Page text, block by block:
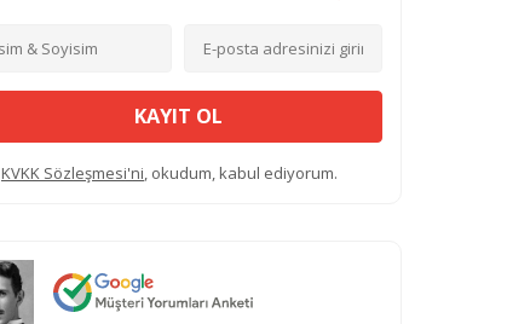
KAYIT OL
KVKK Sözleşmesi'ni, okudum, kabul ediyorum.